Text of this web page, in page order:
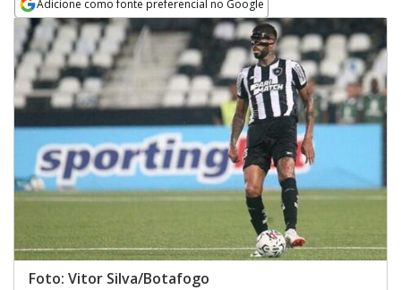
Adicione como fonte preferencial no Google
Opens in new window
Foto: Vitor Silva/Botafogo